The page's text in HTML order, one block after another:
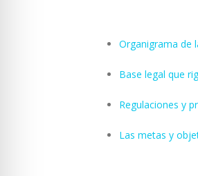
Organigrama de
Base legal que
Regulaciones y
Las metas y